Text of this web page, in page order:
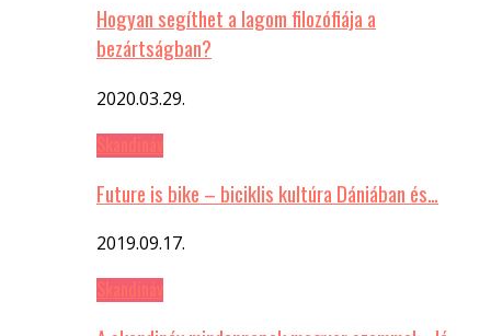
Hogyan segíthet a lagom filozófiája a
bezártságban?
2020.03.29.
Future is bike – biciklis kultúra Dániában és…
2019.09.17.